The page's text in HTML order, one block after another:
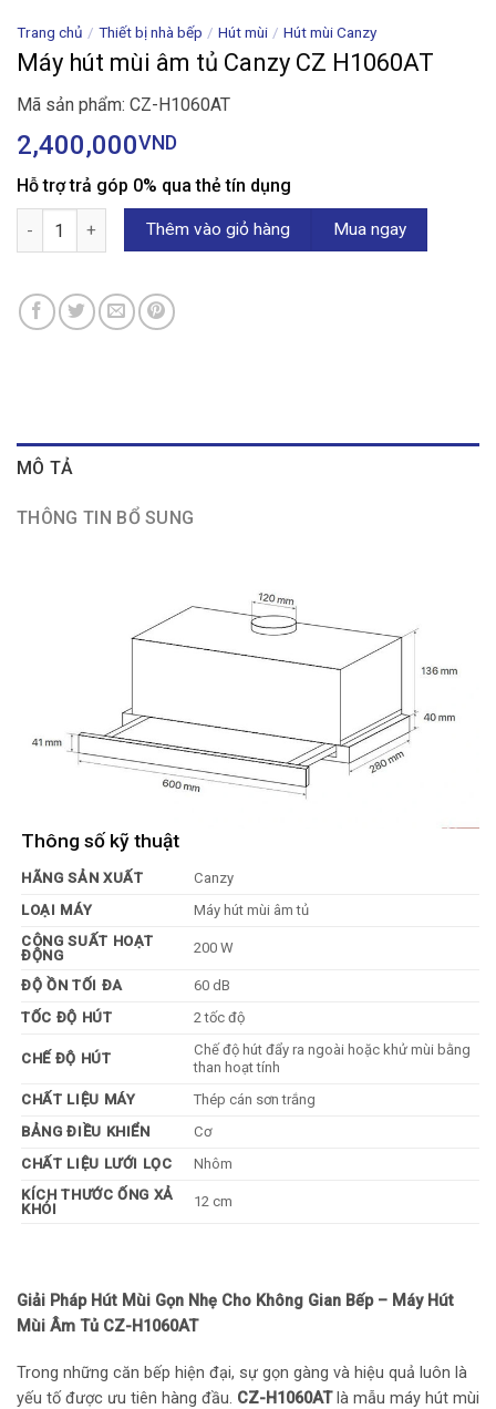
Trang chủ / Thiết bị nhà bếp / Hút mùi / Hút mùi Canzy
Máy hút mùi âm tủ Canzy CZ H1060AT
Mã sản phẩm: CZ-H1060AT
2,400,000VND
Hỗ trợ trả góp 0% qua thẻ tín dụng
Máy hút mùi âm tủ Canzy CZ H1060AT số lượng
Thêm vào giỏ hàng Mua ngay
MÔ TẢ
THÔNG TIN BỔ SUNG
Thông số kỹ thuật
HÃNG SẢN XUẤT
Canzy
LOẠI MÁY
Máy hút mùi âm tủ
CÔNG SUẤT HOẠT
ĐỘNG
200 W
ĐỘ ỒN TỐI ĐA
60 dB
TỐC ĐỘ HÚT
2 tốc độ
CHẾ ĐỘ HÚT
Chế độ hút đẩy ra ngoài hoặc khử mùi bằng
than hoạt tính
CHẤT LIỆU MÁY
Thép cán sơn trắng
BẢNG ĐIỀU KHIỂN
Cơ
CHẤT LIỆU LƯỚI LỌC
Nhôm
KÍCH THƯỚC ỐNG XẢ
KHÓI
12 cm
Giải Pháp Hút Mùi Gọn Nhẹ Cho Không Gian Bếp – Máy Hút
Mùi Âm Tủ CZ-H1060AT
Trong những căn bếp hiện đại, sự gọn gàng và hiệu quả luôn là
yếu tố được ưu tiên hàng đầu. CZ-H1060ATlà mẫu máy hút mùi